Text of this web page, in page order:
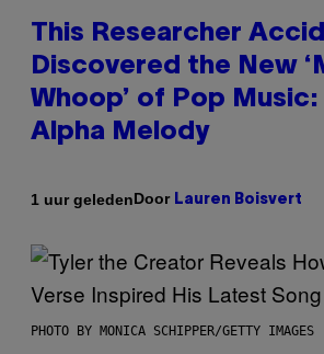
This Researcher
Discovered the New
Whoop’ of Pop Music:
Alpha Melody
1 uur geledenDoor Lauren Boisvert
PHOTO BY MONICA SCHIPPER/GETTY IMAGES